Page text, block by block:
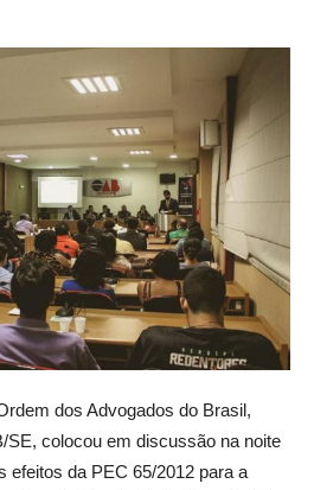
dos Advogados do Brasil,
SE, colocou em discussão na noite
efeitos da PEC 65/2012 para a